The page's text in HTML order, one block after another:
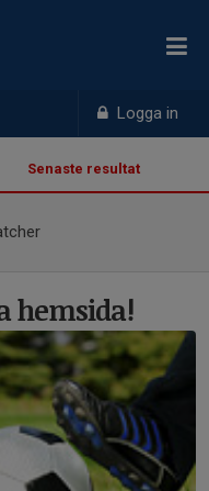
Logga in
Senaste resultat
hemsida!